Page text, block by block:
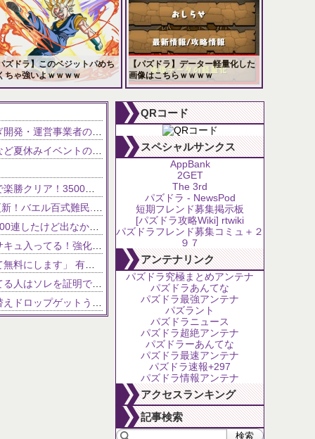
ズドラ】このベジットパめち
ちゃ強いよｗｗｗｗ
102,639 views
【パズドラ】データー軽量化した
画像はこちらｗｗｗｗ
81,629 views
QRコード
スペシャルサンクス
AppBank
2GET
The 3rd
パズドラ - NewsPod
短期フレンド募集掲示板
[パズドラ攻略Wiki] rtwiki
パズドラフレンド募集コミュ＋２
９７
アンテナリンク
パズドラ究極まとめアンテナ
パズドラあんてな
パズドラ最強アンテナ
パズラント
パズドラニュース
パズドラ超絶アンテナ
パズドラーあんてな
パズドラ最速アンテナ
パズドラ速報+297
パズドラ情報アンテナ
アクセスランキング
記事検索